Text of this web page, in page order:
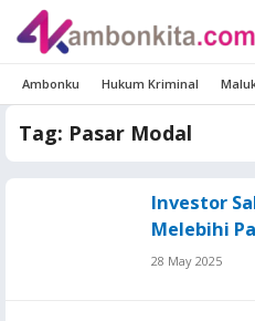
Ambonku Hukum Kriminal
Tag: Pasar Modal
Investor
Melebihi
28 May 2025